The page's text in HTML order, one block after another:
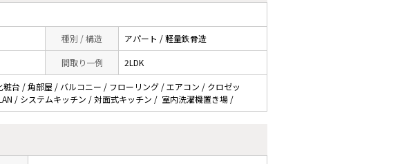
種別 / 構造 アパート / 軽量鉄骨造
間取り一例 2LDK
台 / 角部屋 / バルコニー / フローリング / エアコン / クロゼッ
/ システムキッチン / 対面式キッチン / 室内洗濯機置き場 /